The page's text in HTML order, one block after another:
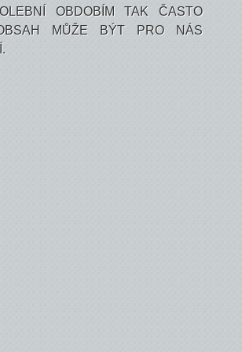
OBDOBÍM TAK ČASTO
MŮŽE BÝT PRO NÁS